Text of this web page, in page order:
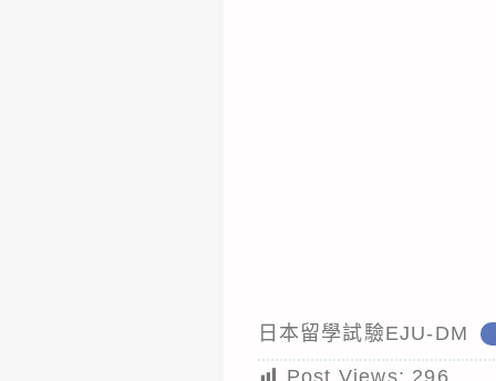
日本留學試驗EJU-DM
Post Views: 296